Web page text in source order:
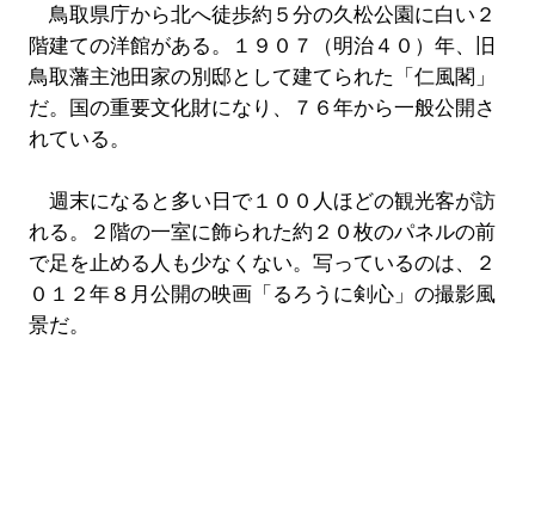
鳥取県庁から北へ徒歩約５分の久松公園に白い２
階建ての洋館がある。１９０７（明治４０）年、旧
鳥取藩主池田家の別邸として建てられた「仁風閣」
だ。国の重要文化財になり、７６年から一般公開さ
れている。
週末になると多い日で１００人ほどの観光客が訪
れる。２階の一室に飾られた約２０枚のパネルの前
で足を止める人も少なくない。写っているのは、２
０１２年８月公開の映画「るろうに剣心」の撮影風
景だ。